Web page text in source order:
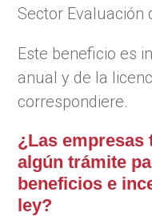
Sector Evaluación
Este beneficio es
anual y de la
correspondiere.
¿Las empresas
algún trámite
beneficios e
ley?